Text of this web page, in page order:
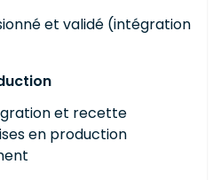
et validé (intégration
et recette
en production